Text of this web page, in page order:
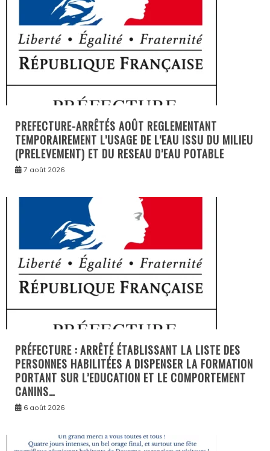
PREFECTURE-ARRÊTÉS AOÛT REGLEMENTANT
TEMPORAIREMENT L’USAGE DE L’EAU ISSU DU MILIEU
(PRELEVEMENT) ET DU RESEAU D’EAU POTABLE
7 août 2026
PRÉFECTURE : ARRÊTÉ ÉTABLISSANT LA LISTE DES
PERSONNES HABILITÉES A DISPENSER LA FORMATION
PORTANT SUR L’EDUCATION ET LE COMPORTEMENT
CANINS…
6 août 2026